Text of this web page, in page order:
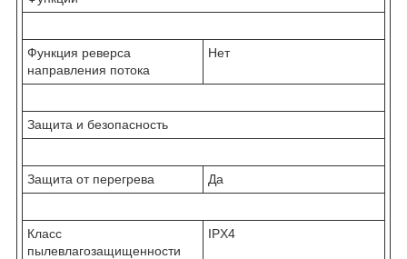
Функция реверса
направления потока
Нет
Защита и безопасность
Защита от перегрева Да
Класс
пылевлагозащищенности
IPX4